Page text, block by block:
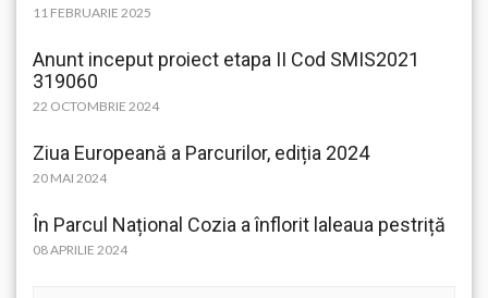
11 FEBRUARIE 2025
Anunt inceput proiect etapa II Cod SMIS2021
319060
22 OCTOMBRIE 2024
Ziua Europeană a Parcurilor, ediția 2024
20 MAI 2024
În Parcul Național Cozia a înflorit laleaua pestriță
08 APRILIE 2024